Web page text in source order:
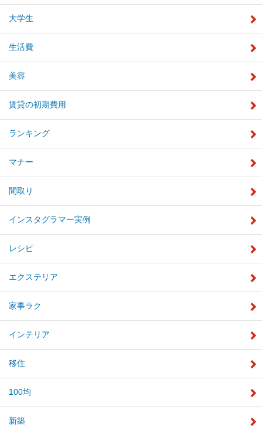
大学生
生活費
美容
賃貸の初期費用
ランキング
マナー
間取り
インスタグラマー実例
レシピ
エクステリア
家事ラク
インテリア
移住
100均
新築